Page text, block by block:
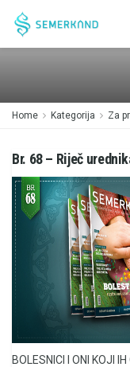
Home Kategorija Za
Br. 68 – Riječ
BOLESNICI I ONI KOJI